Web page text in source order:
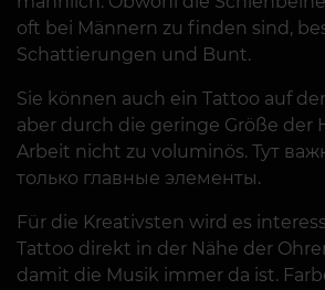
oft bei Männern zu finden sind,
Schattierungen und Bunt.
Sie können auch ein Tattoo auf
aber durch die geringe Größe der
Arbeit nicht zu voluminös. Тут
только главные элементы.
Für die Kreativsten wird es
Tattoo direkt in der Nähe der
damit die Musik immer da ist.